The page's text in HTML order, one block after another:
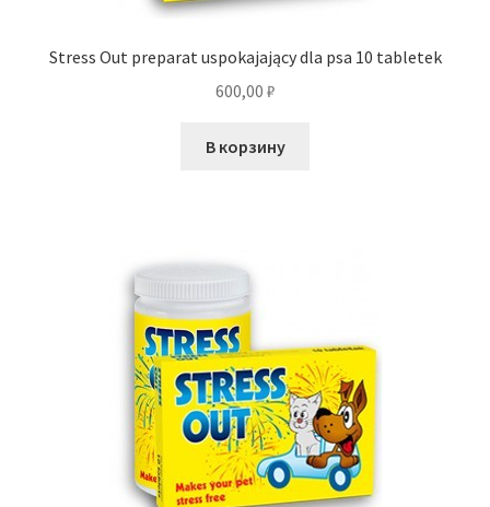
Stress Out preparat uspokajający dla psa 10 tabletek
600,00 ₽
В корзину